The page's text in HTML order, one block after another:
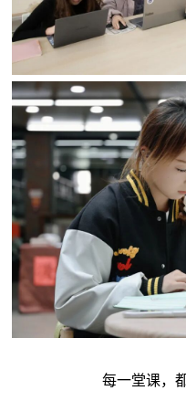
每一堂课，